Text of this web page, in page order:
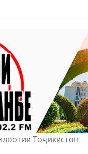
Тоҷикистон